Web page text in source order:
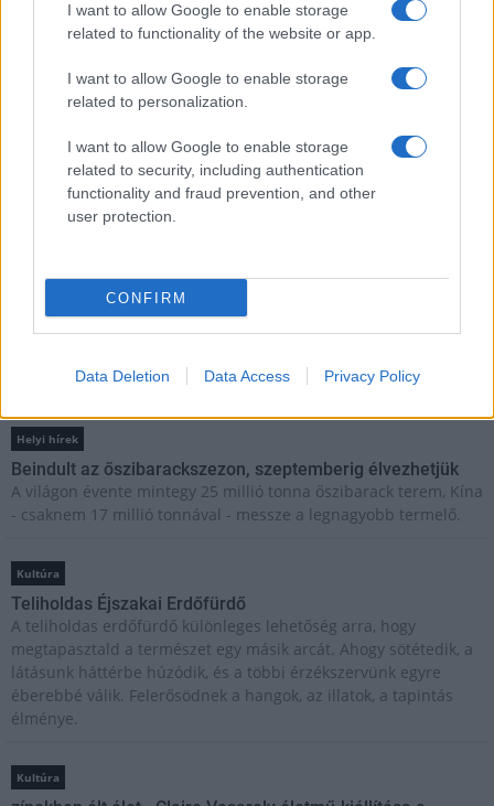
I want to allow Google to enable storage
related to functionality of the website or app.
I want to allow Google to enable storage
related to personalization.
I want to allow Google to enable storage
related to security, including authentication
functionality and fraud prevention, and other
user protection.
CONFIRM
Data Deletion Data Access Privacy Policy
Feliratkozom a hírlevélre és elfogadom az
adatvédelmi
szabályzatot!
FELIRATKOZÁS
Open Orfű: mozgás, zene, közösség
Augusztus első hétvégéjén (augusztus 1-2.) a Pécsi-tó partja
Brandnyúl mini disco
Helyi hírek
Beindult az őszibarackszezon, szeptemberig élvezhetjük
A világon évente mintegy 25 millió tonna őszibarack terem, Kína
- csaknem 17 millió tonnával - messze a legnagyobb termelő.
Kultúra
Teliholdas Éjszakai Erdőfürdő
A teliholdas erdőfürdő különleges lehetőség arra, hogy
megtapasztald a természet egy másik arcát. Ahogy sötétedik, a
látásunk háttérbe húzódik, és a többi érzékszervünk egyre
éberebbé válik. Felerősödnek a hangok, az illatok, a tapintás
élménye.
Kultúra